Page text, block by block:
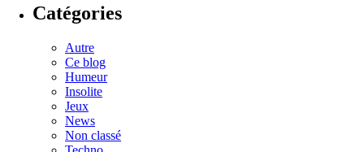
Catégories
Autre
Ce blog
Humeur
Insolite
Jeux
News
Non classé